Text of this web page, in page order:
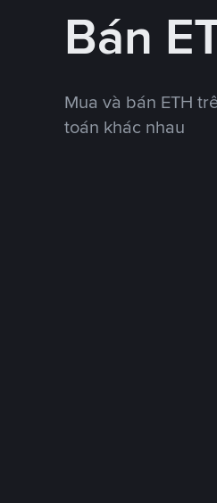
Bán
Mua và bán ETH
toán khác nhau